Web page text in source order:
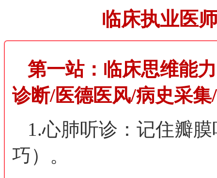
临床执业医
第一站：临床思维能
诊断/医德医风/病史采
1.心肺听诊：记住瓣
巧）。